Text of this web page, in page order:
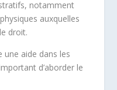
notamment
auxquelles
droit.
une aide dans les
d’aborder le